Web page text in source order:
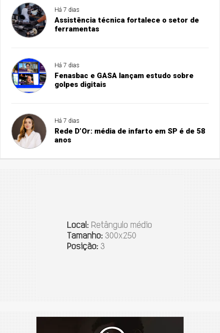
Há 7 dias
Assistência técnica fortalece o setor de
ferramentas
Há 7 dias
Fenasbac e GASA lançam estudo sobre
golpes digitais
Há 7 dias
Rede D’Or: média de infarto em SP é de 58
anos